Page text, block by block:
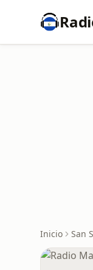
Inicio San